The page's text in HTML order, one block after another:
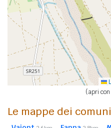
(apri con
Le mappe dei